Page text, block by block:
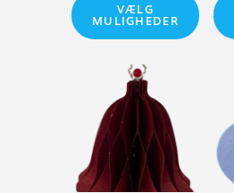
VÆLG
MULIGHEDER